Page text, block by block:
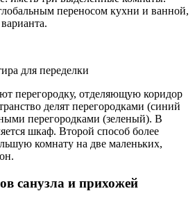
переносом кухни и ванной,
для переделки
перегородку, отделяющую коридор
делят перегородками (синий
перегородками (зеленый). В
шкаф. Второй способ более
комнату на две маленьких,
санузла и прихожей